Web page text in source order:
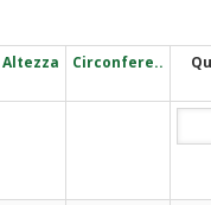
Altezza Circonfere..